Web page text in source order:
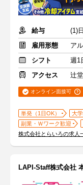
給与
雇用形態
ア
シフト
週1
アクセス
辻
オンライン面接可
単発（1日OK） 大
副業・Ｗワーク歓迎
株式会社とらいろの求人
LAPI-Staff株式会社